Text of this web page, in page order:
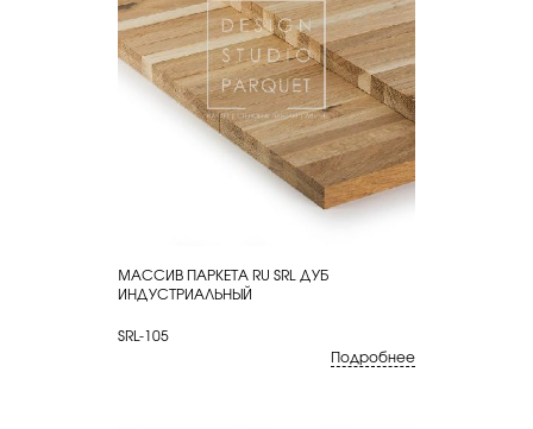
КУПИТЬ
МАССИВ ПАРКЕТА RU SRL ДУБ
ИНДУСТРИАЛЬНЫЙ
SRL-105
Подробнее